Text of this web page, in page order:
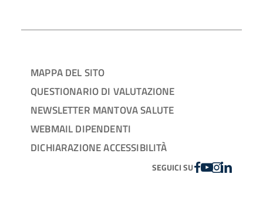
MAPPA DEL SITO
QUESTIONARIO DI VALUTAZIONE
NEWSLETTER MANTOVA SALUTE
WEBMAIL DIPENDENTI
DICHIARAZIONE ACCESSIBILITÀ
SEGUICI SUFACEBOOK
YOUTUBE
INSTAGRAM
LINKEDIN